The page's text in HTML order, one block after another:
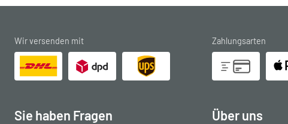
Wir versenden mit Zahlungsarten
Sie haben Fragen Über uns